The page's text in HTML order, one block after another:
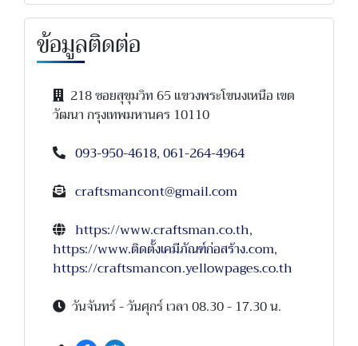
ข้อมูลติดต่อ
218 ซอยสุขุมวิท 65 แขวงพระโขนงเหนือ เขต
วัฒนา กรุงเทพมหานคร 10110
093-950-4618,061-264-4964
craftsmancont@gmail.com
https://www.craftsman.co.th,
https://www.ติดตั้งเคมีภัณฑ์ก่อสร้าง.com,
https://craftsmancon.yellowpages.co.th
วันจันทร์ - วันศุกร์ เวลา 08.30 - 17.30 น.